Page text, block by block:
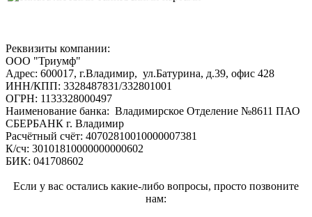
Реквизиты компании:
ООО "Триумф"
Адрес: 600017, г.Владимир, ул.Батурина, д.39, офис 428
ИНН/КПП: 3328487831/332801001
ОГРН: 1133328000497
Наименование банка: Владимирское Отделение №8611 ПАО
СБЕРБАНК г. Владимир
Расчётный счёт: 40702810010000007381
К/сч: 30101810000000000602
БИК: 041708602
Если у вас остались какие-либо вопросы, просто позвоните
нам: